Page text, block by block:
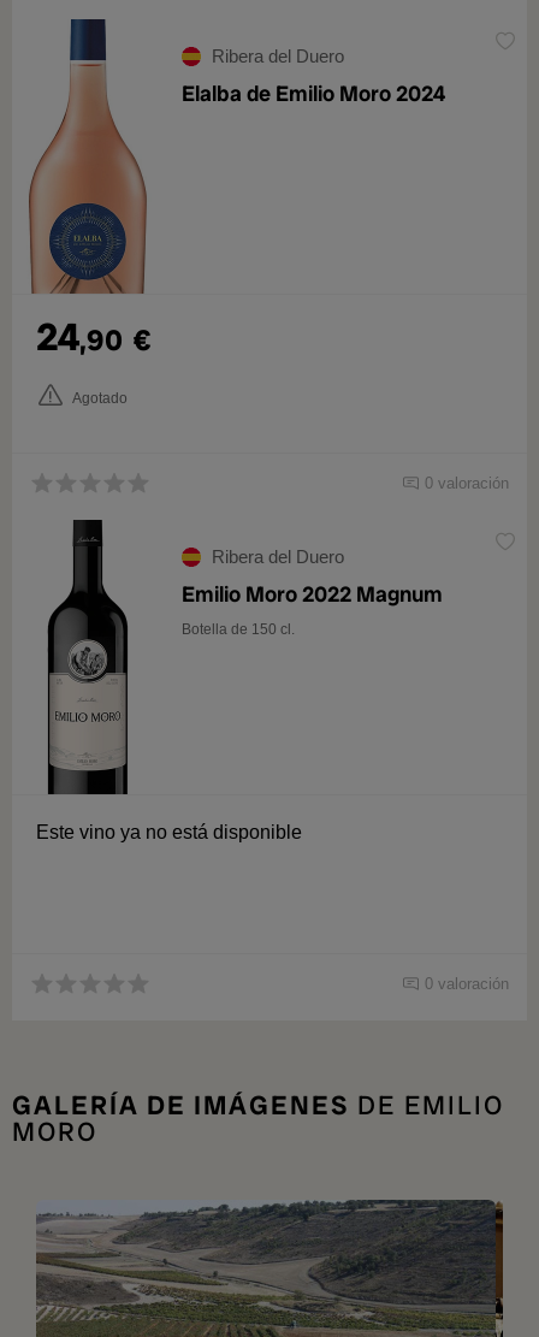
Ribera del Duero
Elalba de Emilio Moro 2024
24,90 €
Agotado
0 valoración
Ribera del Duero
Emilio Moro 2022 Magnum
Botella de 150 cl.
Este vino ya no está disponible
0 valoración
GALERÍA DE IMÁGENES DE EMILIO
MORO